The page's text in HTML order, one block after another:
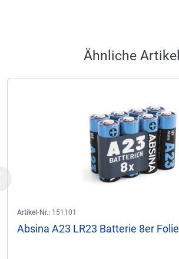
Ähnliche Artikel
Artikel-Nr.: 151101
Absina A23 LR23 Batterie 8er Folie